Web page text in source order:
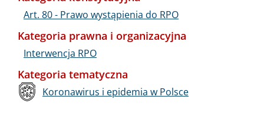
Art. 80 - Prawo wystąpienia do RPO
Kategoria prawna i organizacyjna
Interwencja RPO
Kategoria tematyczna
Koronawirus i epidemia w Polsce